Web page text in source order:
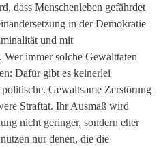
dass Menschenleben gefährdet
in der Demokratie
und mit
immer solche Gewalttaten
Dafür gibt es keinerlei
Gewaltsame Zerstörung
Straftat. Ihr Ausmaß wird
nicht geringer, sondern eher
nur denen, die die